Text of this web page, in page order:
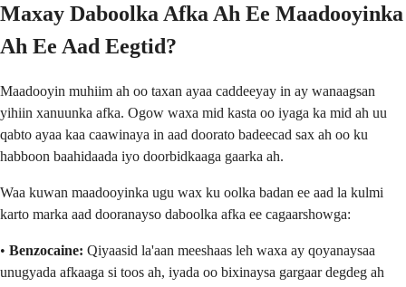
Maxay Daboolka Afka Ah Ee Maadooyinka
Ah Ee Aad Eegtid?
Maadooyin muhiim ah oo taxan ayaa caddeeyay in ay wanaagsan
yihiin xanuunka afka. Ogow waxa mid kasta oo iyaga ka mid ah uu
qabto ayaa kaa caawinaya in aad doorato badeecad sax ah oo ku
habboon baahidaada iyo doorbidkaaga gaarka ah.
Waa kuwan maadooyinka ugu wax ku oolka badan ee aad la kulmi
karto marka aad dooranayso daboolka afka ee cagaarshowga:
• Benzocaine: Qiyaasid la'aan meeshaas leh waxa ay qoyanaysaa
unugyada afkaaga si toos ah, iyada oo bixinaysa gargaar degdeg ah